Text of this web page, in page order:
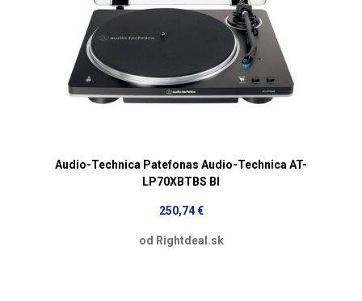
Audio-Technica Patefonas Audio-Technica AT-
LP70XBTBS Bl
250,74 €
od Rightdeal.sk